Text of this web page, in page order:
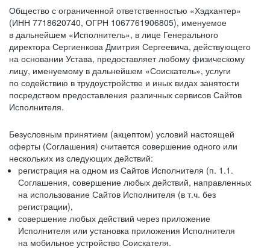
Общество с ограниченной ответственностью «Хэдхантер»
(ИНН 7718620740, ОГРН 1067761906805), именуемое
в дальнейшем «Исполнитель», в лице Генерального
директора Сергиенкова Дмитрия Сергеевича, действующего
на основании Устава, предоставляет любому физическому
лицу, именуемому в дальнейшем «Соискатель», услуги
по содействию в трудоустройстве и иных видах занятости
посредством предоставления различных сервисов Сайтов
Исполнителя.
Безусловным принятием (акцептом) условий настоящей
оферты (Соглашения) считается совершение одного или
нескольких из следующих действий:
регистрация на одном из Сайтов Исполнителя (п. 1.1.
Соглашения, совершение любых действий, направленных
на использование Сайтов Исполнителя (в т.ч. без
регистрации),
совершение любых действий через приложение
Исполнителя или установка приложения Исполнителя
на мобильное устройство Соискателя.